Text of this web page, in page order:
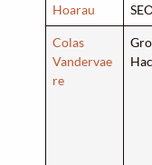
Hoarau
Colas
Vandervae
re